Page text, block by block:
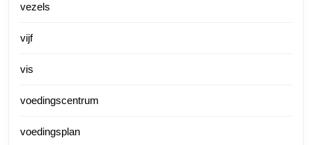
vezels
vijf
vis
voedingscentrum
voedingsplan